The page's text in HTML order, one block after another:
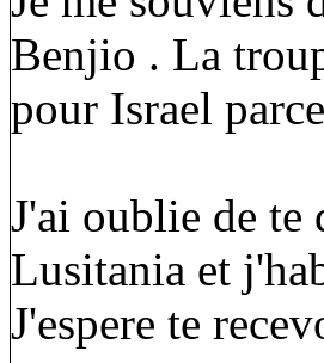
Benjio . La
pour Israel
J'ai oublie de te
Lusitania et
J'espere te